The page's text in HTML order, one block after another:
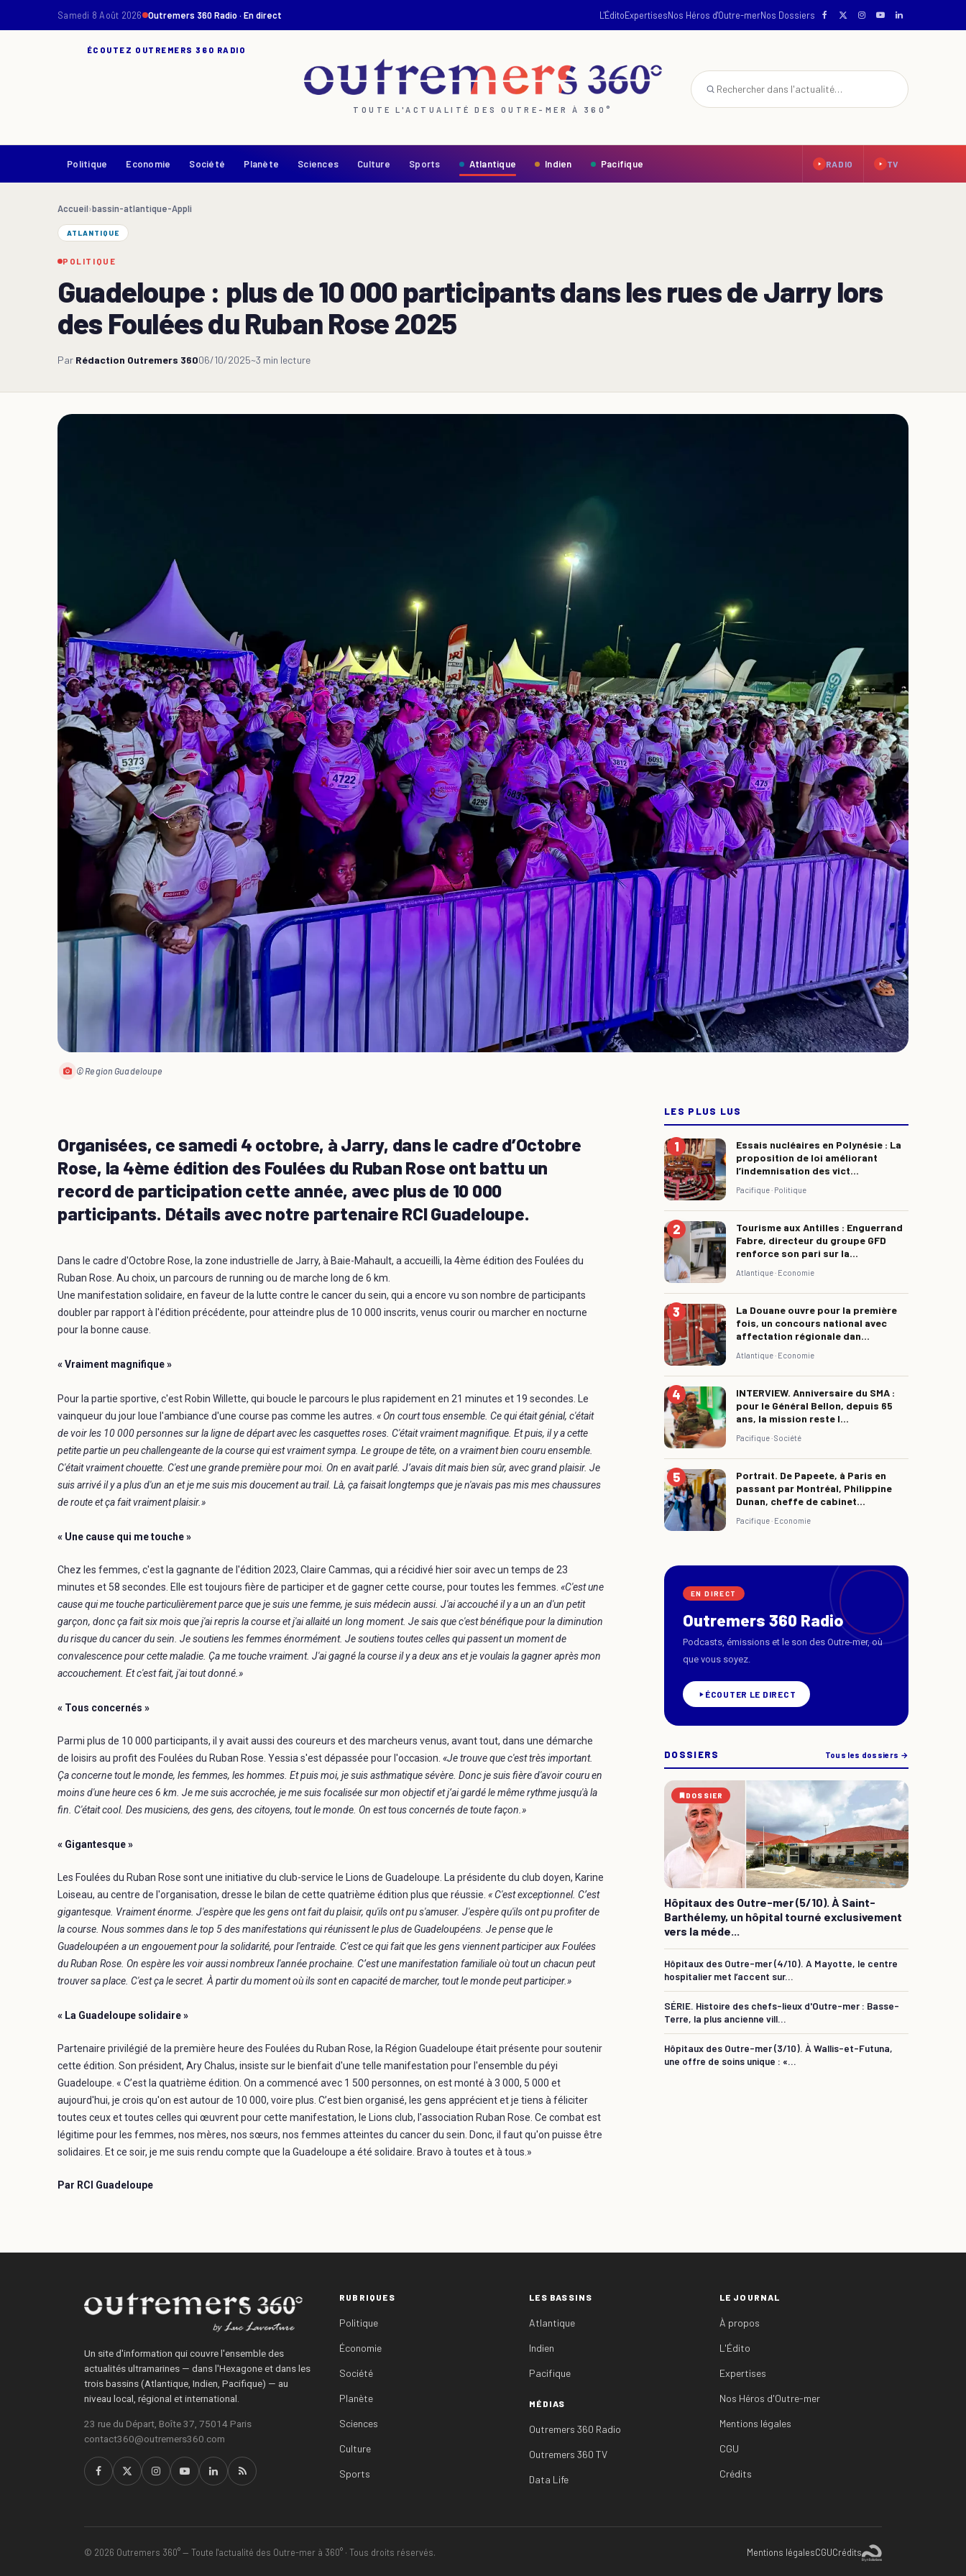
Samedi 8 Août 2026 Outremers 360 Radio · En direct L'ÉditoExpertisesNos Héros d'Outre-merNos Dossiers
ÉCOUTEZ OUTREMERS 360 RADIO
TOUTE L'ACTUALITÉ DES OUTRE-MER À 360°
Politique Economie Société Planète Sciences Culture Sports Atlantique Indien Pacifique RADIO TV
Accueil›bassin-atlantique-Appli
ATLANTIQUE
POLITIQUE
Guadeloupe : plus de 10 000 participants dans les rues de Jarry lors
des Foulées du Ruban Rose 2025
Par Rédaction Outremers 36006/10/2025~3 min lecture
© Region Guadeloupe
Organisées, ce samedi 4 octobre, à Jarry, dans le cadre d’Octobre
Rose, la 4ème édition des Foulées du Ruban Rose ont battu un
record de participation cette année, avec plus de 10 000
participants. Détails avec notre partenaire RCI Guadeloupe.
Dans le cadre d'Octobre Rose, la zone industrielle de Jarry, à Baie-Mahault, a accueilli, la 4ème édition des Foulées du
Ruban Rose. Au choix, un parcours de running ou de marche long de 6 km.
Une manifestation solidaire, en faveur de la lutte contre le cancer du sein, qui a encore vu son nombre de participants
doubler par rapport à l'édition précédente, pour atteindre plus de 10 000 inscrits, venus courir ou marcher en nocturne
pour la bonne cause.
« Vraiment magnifique »
Pour la partie sportive, c'est Robin Willette, qui boucle le parcours le plus rapidement en 21 minutes et 19 secondes. Le
vainqueur du jour loue l'ambiance d'une course pas comme les autres. « On court tous ensemble. Ce qui était génial, c'était
de voir les 10 000 personnes sur la ligne de départ avec les casquettes roses. C'était vraiment magnifique. Et puis, il y a cette
petite partie un peu challengeante de la course qui est vraiment sympa. Le groupe de tête, on a vraiment bien couru ensemble.
C'était vraiment chouette. C'est une grande première pour moi. On en avait parlé. J’avais dit mais bien sûr, avec grand plaisir. Je
suis arrivé il y a plus d'un an et je me suis mis doucement au trail. Là, ça faisait longtemps que je n'avais pas mis mes chaussures
de route et ça fait vraiment plaisir.»
« Une cause qui me touche »
Chez les femmes, c'est la gagnante de l'édition 2023, Claire Cammas, qui a récidivé hier soir avec un temps de 23
minutes et 58 secondes. Elle est toujours fière de participer et de gagner cette course, pour toutes les femmes. «C'est une
cause qui me touche particulièrement parce que je suis une femme, je suis médecin aussi. J'ai accouché il y a un an d'un petit
garçon, donc ça fait six mois que j'ai repris la course et j'ai allaité un long moment. Je sais que c'est bénéfique pour la diminution
du risque du cancer du sein. Je soutiens les femmes énormément. Je soutiens toutes celles qui passent un moment de
convalescence pour cette maladie. Ça me touche vraiment. J'ai gagné la course il y a deux ans et je voulais la gagner après mon
accouchement. Et c'est fait, j'ai tout donné.»
« Tous concernés »
Parmi plus de 10 000 participants, il y avait aussi des coureurs et des marcheurs venus, avant tout, dans une démarche
de loisirs au profit des Foulées du Ruban Rose. Yessia s'est dépassée pour l'occasion. «Je trouve que c'est très important.
Ça concerne tout le monde, les femmes, les hommes. Et puis moi, je suis asthmatique sévère. Donc je suis fière d'avoir couru en
moins d'une heure ces 6 km. Je me suis accrochée, je me suis focalisée sur mon objectif et j’ai gardé le même rythme jusqu'à la
fin. C'était cool. Des musiciens, des gens, des citoyens, tout le monde. On est tous concernés de toute façon.»
« Gigantesque »
Les Foulées du Ruban Rose sont une initiative du club-service le Lions de Guadeloupe. La présidente du club doyen, Karine
Loiseau, au centre de l'organisation, dresse le bilan de cette quatrième édition plus que réussie. « C'est exceptionnel. C’est
gigantesque. Vraiment énorme. J'espère que les gens ont fait du plaisir, qu'ils ont pu s'amuser. J'espère qu'ils ont pu profiter de
la course. Nous sommes dans le top 5 des manifestations qui réunissent le plus de Guadeloupéens. Je pense que le
Guadeloupéen a un engouement pour la solidarité, pour l'entraide. C'est ce qui fait que les gens viennent participer aux Foulées
du Ruban Rose. On espère les voir aussi nombreux l'année prochaine. C’est une manifestation familiale où tout un chacun peut
trouver sa place. C'est ça le secret. À partir du moment où ils sont en capacité de marcher, tout le monde peut participer.»
« La Guadeloupe solidaire »
Partenaire privilégié de la première heure des Foulées du Ruban Rose, la Région Guadeloupe était présente pour soutenir
cette édition. Son président, Ary Chalus, insiste sur le bienfait d'une telle manifestation pour l'ensemble du péyi
Guadeloupe. « C’est la quatrième édition. On a commencé avec 1 500 personnes, on est monté à 3 000, 5 000 et
aujourd'hui, je crois qu'on est autour de 10 000, voire plus. C’est bien organisé, les gens apprécient et je tiens à féliciter
toutes ceux et toutes celles qui œuvrent pour cette manifestation, le Lions club, l'association Ruban Rose. Ce combat est
légitime pour les femmes, nos mères, nos sœurs, nos femmes atteintes du cancer du sein. Donc, il faut qu'on puisse être
solidaires. Et ce soir, je me suis rendu compte que la Guadeloupe a été solidaire. Bravo à toutes et à tous.»
Par RCI Guadeloupe
LES PLUS LUS
Essais nucléaires en Polynésie : La
proposition de loi améliorant
l’indemnisation des vict...
Pacifique · Politique
Tourisme aux Antilles : Enguerrand
Fabre, directeur du groupe GFD
renforce son pari sur la...
Atlantique · Economie
La Douane ouvre pour la première
fois, un concours national avec
affectation régionale dan...
Atlantique · Economie
INTERVIEW. Anniversaire du SMA :
pour le Général Bellon, depuis 65
ans, la mission reste l...
Pacifique ·Société
Portrait. De Papeete, à Paris en
passant par Montréal, Philippine
Dunan, cheffe de cabinet...
Pacifique · Economie
EN DIRECT
Outremers 360 Radio
Podcasts, émissions et le son des Outre-mer, où
que vous soyez.
ÉCOUTER LE DIRECT
DOSSIERS Tous les dossiers →
DOSSIER
Hôpitaux des Outre-mer (5/10). À Saint-
Barthélemy, un hôpital tourné exclusivement
vers la méde...
Hôpitaux des Outre-mer (4/10). A Mayotte, le centre
hospitalier met l’accent sur...
SÉRIE. Histoire des chefs-lieux d'Outre-mer : Basse-
Terre, la plus ancienne vill...
Hôpitaux des Outre-mer (3/10). À Wallis-et-Futuna,
une offre de soins unique : «...
Un site d'information qui couvre l'ensemble des
actualités ultramarines — dans l'Hexagone et dans les
trois bassins (Atlantique, Indien, Pacifique) — au
niveau local, régional et international.
23 rue du Départ, Boîte 37, 75014 Paris
contact360@outremers360.com
RUBRIQUES
Politique
Économie
Société
Planète
Sciences
Culture
Sports
LES BASSINS
Atlantique
Indien
Pacifique
MÉDIAS
Outremers 360 Radio
Outremers 360 TV
Data Life
LE JOURNAL
À propos
L'Édito
Expertises
Nos Héros d'Outre-mer
Mentions légales
CGU
Crédits
© 2026 Outremers 360° — Toute l'actualité des Outre-mer à 360° · Tous droits réservés. Mentions légalesCGUCrédits